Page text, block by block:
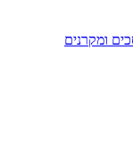
ומקרנים